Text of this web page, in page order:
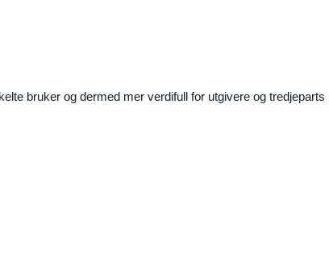
bruker og dermed mer verdifull for utgivere og tredjeparts